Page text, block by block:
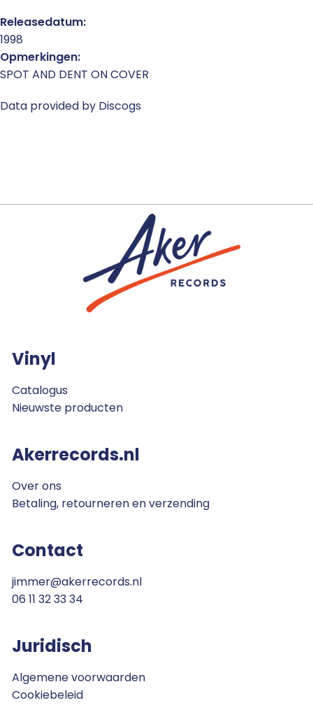
Releasedatum:
1998
Opmerkingen:
SPOT AND DENT ON COVER
Data provided by Discogs
Vinyl
Catalogus
Nieuwste producten
Akerrecords.nl
Over ons
Betaling, retourneren en verzending
Contact
jimmer@akerrecords.nl
06 11 32 33 34
Juridisch
Algemene voorwaarden
Cookiebeleid